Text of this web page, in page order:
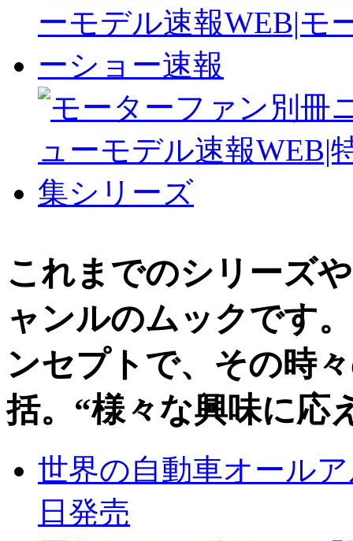
これまでのシリーズ
ャンルのムックです
ンセプトで、その時
括。“様々な興味に応
世界の自動車オール
日発売